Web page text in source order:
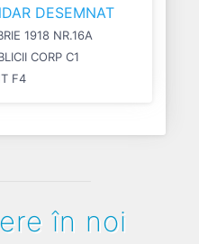
DESEMNAT
1918 NR.16A
CORP C1
F4
în noi